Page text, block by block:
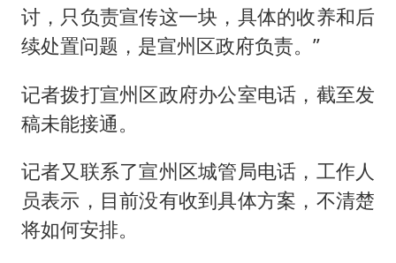
讨，只负责宣传这一块，具体的收养和后
续处置问题，是宣州区政府负责。”
记者拨打宣州区政府办公室电话，截至发
稿未能接通。
记者又联系了宣州区城管局电话，工作人
员表示，目前没有收到具体方案，不清楚
将如何安排。